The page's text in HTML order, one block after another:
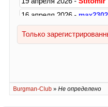
Burgman-Club » Не определено